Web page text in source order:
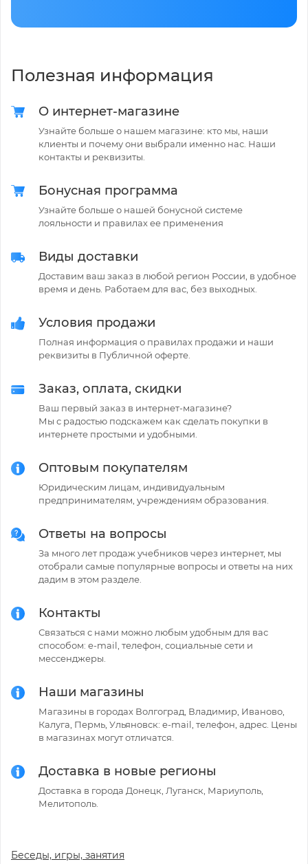
Полезная информация
О интернет-магазине
Узнайте больше о нашем магазине: кто мы, наши
клиенты и почему они выбрали именно нас. Наши
контакты и реквизиты.
Бонусная программа
Узнайте больше о нашей бонусной системе
лояльности и правилах ее применения
Виды доставки
Доставим ваш заказ в любой регион России, в удобное
время и день. Работаем для вас, без выходных.
Условия продажи
Полная информация о правилах продажи и наши
реквизиты в Публичной оферте.
Заказ, оплата, скидки
Ваш первый заказ в интернет-магазине?
Мы с радостью подскажем как сделать покупки в
интернете простыми и удобными.
Оптовым покупателям
Юридическим лицам, индивидуальным
предпринимателям, учреждениям образования.
Ответы на вопросы
За много лет продаж учебников через интернет, мы
отобрали самые популярные вопросы и ответы на них
дадим в этом разделе.
Контакты
Связаться с нами можно любым удобным для вас
способом: e-mail, телефон, социальные сети и
мессенджеры.
Наши магазины
Магазины в городах Волгоград, Владимир, Иваново,
Калуга, Пермь, Ульяновск: e-mail, телефон, адрес. Цены
в магазинах могут отличатся.
Доставка в новые регионы
Доставка в города Донецк, Луганск, Мариуполь,
Мелитополь.
Беседы, игры, занятия